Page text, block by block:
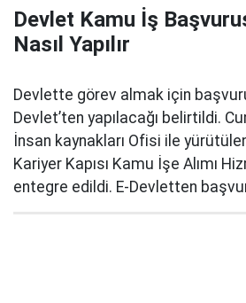
Devlet Kamu İş
Nasıl Yapılır
Devlette görev almak için
Devlet’ten yapılacağı belirtildi.
İnsan kaynakları Ofisi ile
Kariyer Kapısı Kamu İşe Alımı
entegre edildi. E-Devletten